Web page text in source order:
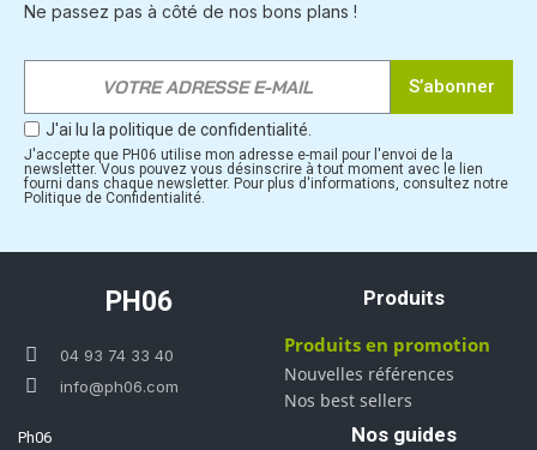
Ne passez pas à côté de nos bons plans !
S’abonner
J'ai lu la politique de confidentialité.
J'accepte que PH06 utilise mon adresse e-mail pour l'envoi de la
newsletter. Vous pouvez vous désinscrire à tout moment avec le lien
fourni dans chaque newsletter. Pour plus d'informations, consultez notre
Politique de Confidentialité.
PH06
04 93 74 33 40
info@ph06.com
Ph06
Produits
Produits en promotion
Nouvelles références
Nos best sellers
Nos guides